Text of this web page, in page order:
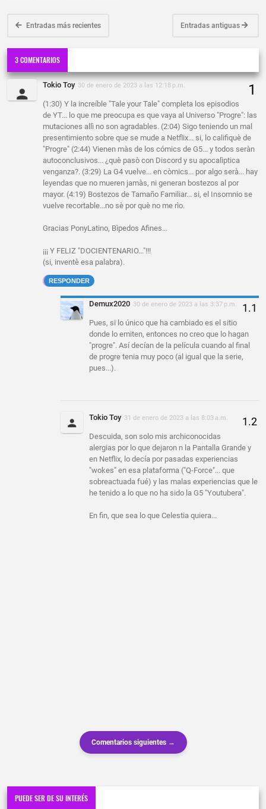
Entradas más recientes Entradas antiguas
3 COMENTARIOS
Tokio Toy 30 de enero de 2023 a las 12:18 p.m.
(1:30) Y la increíble "Tale your Tale" completa los episodios
de YT... lo que me preocupa es que vaya al Universo "Progre": las
mutaciones allì no son agradables. (2:04) Sigo teniendo un mal
presentimiento sobre que se mude a Netflix... si, lo califiquè de
"Progre" (2:44) Vienen màs de los cómics de G5... y todos seràn
autoconclusivos... ¿què pasò con Discord y su apocalìptica
venganza?. (3:29) La G4 vuelve... en còmics... por algo serà... hay
leyendas que no mueren jamàs, ni generan bostezos al por
mayor. (4:19) Bostezos de Tamaño Familiar... si, el Insomnio se
vuelve recortable...no sè por què no me rìo.
Gracias PonyLatino, Bìpedos Afines...
¡¡¡ Y FELIZ "DOCIENTENARIO..."!!!
(si, inventè esa palabra).
RESPONDER
Demux2020 30 de enero de 2023 a las 3:37 p.m.
Pues, si lo único que ha cambiado es el sitio
donde lo emiten, entonces no creo que lo hagan
"progre". Así decían de la película cuando al final
de progre tenia muy poco (al igual que la serie,
pues...).
Tokio Toy 31 de enero de 2023 a las 8:03 a.m.
Descuida, son solo mis archiconocidas
alergias por lo que dejaron n la Pantalla Grande y
en Netflix, lo decía por pasadas experiencias
"wokes" en esa plataforma ("Q-Force"... que
sobreactuada fué) y las malas experiencias que le
he tenido a lo que no ha sido la G5 "Youtubera".
En fin, que sea lo que Celestia quiera...
Comentarios siguientes →
PUEDE SER DE SU INTERÉS